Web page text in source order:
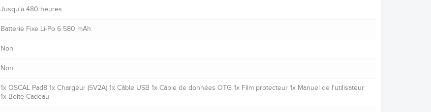
Jusqu'à 480 heures
Batterie Fixe Li-Po 6 580 mAh
Non
Non
1x OSCAL Pad8 1x Chargeur (5V2A) 1x Câble USB 1x Câble de données OTG 1x Film protecteur 1x Manuel de l'utilisateur
1x Boite Cadeau